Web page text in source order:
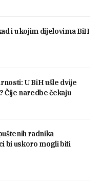
i u kojim dijelovima BiH
U BiH ušle dvije
Čije naredbe čekaju
radnika
bi uskoro mogli biti